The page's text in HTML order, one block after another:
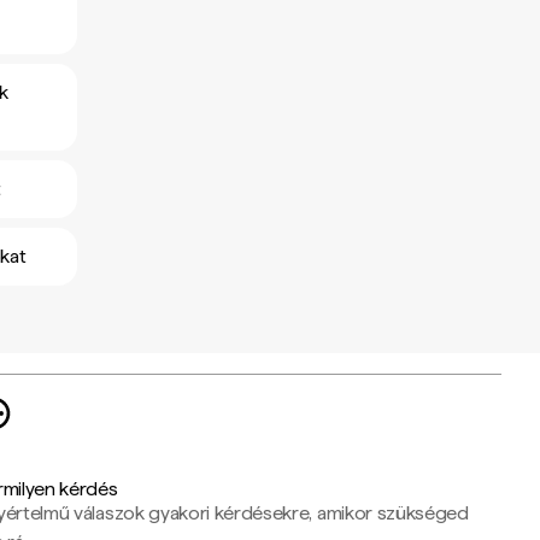
kérdés
válaszok gyakori kérdésekre, amikor szükséged